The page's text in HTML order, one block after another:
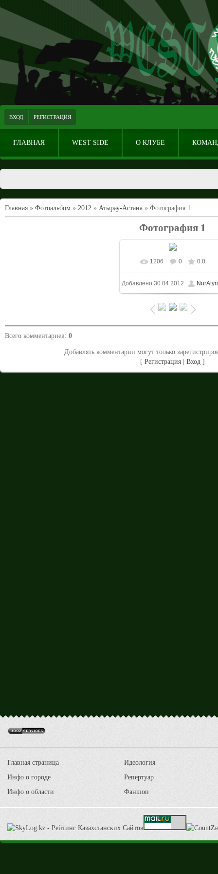
ВХОД РЕГИСТРАЦИЯ
ГЛАВНАЯ WEST SIDE О КЛУБЕ
Главная » Фотоальбом » 2012 » Атырау-Астана » Фотография 1
Фотография 1
В реальном размере
1120x1500/ 128.8Kb
1206 0 0.0
Добавлено 30.04.2012
Всего комментариев: 0
Добавлять комментарии могут только
[Регистрация |Вход ]
Главная страница
Инфо о городе
Инфо о области
Идеология
Репертуар
Фаншоп